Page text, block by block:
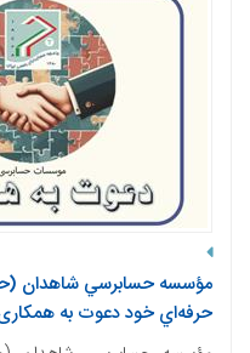
مؤسسه حسابرسي شاهدان
حرفه‌اي خود دعوت به